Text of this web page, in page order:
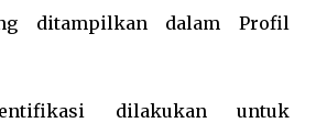
ditampilkan dalam Profil
dilakukan untuk